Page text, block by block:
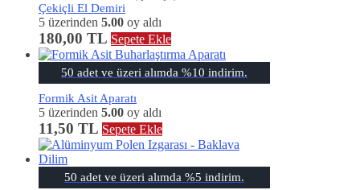
Çekiçli El Demiri
5 üzerinden 5.00 oy aldı
180,00 TL Sepete Ekle
50 adet ve üzeri alımda %10 indirim.
Formik Asit Aparatı
5 üzerinden 5.00 oy aldı
11,50 TL Sepete Ekle
50 adet ve üzeri alımda %5 indirim.